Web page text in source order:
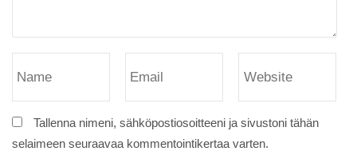
Tallenna nimeni, sähköpostiosoitteeni ja sivustoni tähän
selaimeen seuraavaa kommentointikertaa varten.